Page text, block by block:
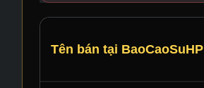
Tên bán tại BaoCaoSuHP